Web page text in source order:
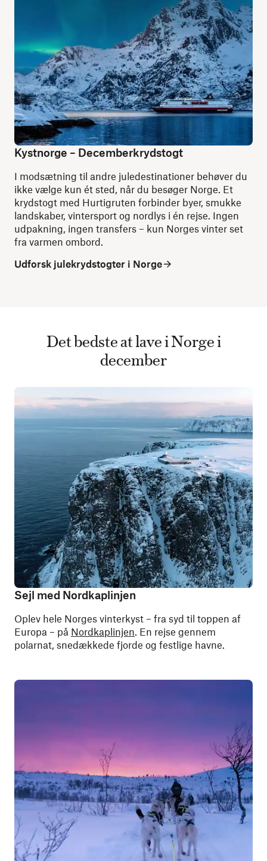
Kystnorge – Decemberkrydstogt
I modsætning til andre juledestinationer behøver du
ikke vælge kun ét sted, når du besøger Norge. Et
krydstogt med Hurtigruten forbinder byer, smukke
landskaber, vintersport og nordlys i én rejse. Ingen
udpakning, ingen transfers – kun Norges vinter set
fra varmen ombord.
Udforsk julekrydstogter i Norge
Det bedste at lave i Norge i
december
Sejl med Nordkaplinjen
Oplev hele Norges vinterkyst – fra syd til toppen af
Europa – på Nordkaplinjen . En rejse gennem
polarnat, snedækkede fjorde og festlige havne.